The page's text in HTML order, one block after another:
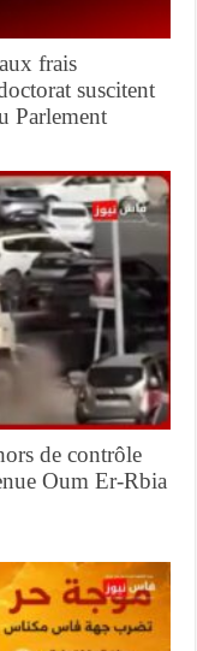
frais
suscitent
Parlement
de contrôle
Oum Er-Rbia